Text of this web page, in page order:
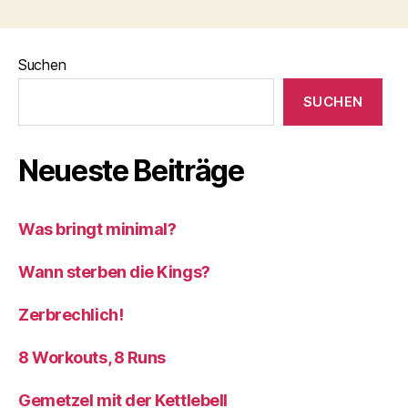
Suchen
SUCHEN
Neueste Beiträge
Was bringt minimal?
Wann sterben die Kings?
Zerbrechlich!
8 Workouts, 8 Runs
Gemetzel mit der Kettlebell